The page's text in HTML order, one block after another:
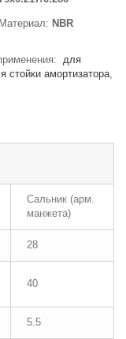
NBR
для
стойки амортизатора
Сальник (арм.
манжета)
28
40
5.5